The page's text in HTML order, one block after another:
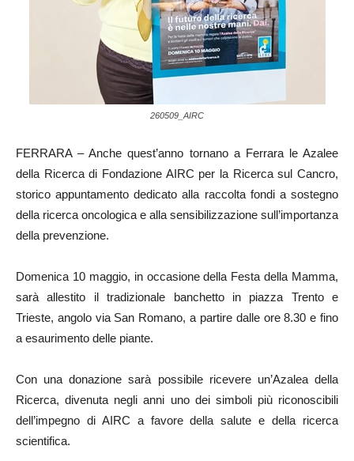
260509_AIRC
FERRARA – Anche quest’anno tornano a Ferrara le Azalee
della Ricerca di Fondazione AIRC per la Ricerca sul Cancro,
storico appuntamento dedicato alla raccolta fondi a sostegno
della ricerca oncologica e alla sensibilizzazione sull’importanza
della prevenzione.
Domenica 10 maggio, in occasione della Festa della Mamma,
sarà allestito il tradizionale banchetto in piazza Trento e
Trieste, angolo via San Romano, a partire dalle ore 8.30 e fino
a esaurimento delle piante.
Con una donazione sarà possibile ricevere un’Azalea della
Ricerca, divenuta negli anni uno dei simboli più riconoscibili
dell’impegno di AIRC a favore della salute e della ricerca
scientifica.